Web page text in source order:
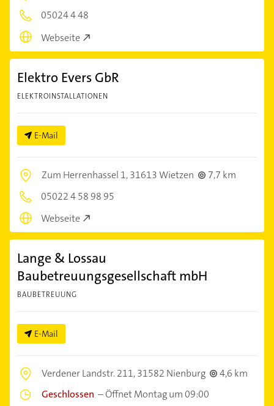
05024 4 48
Webseite
Elektro Evers GbR
ELEKTROINSTALLATIONEN
E-Mail
Zum Herrenhassel 1,31613 Wietzen
7,7 km
05022 4 58 98 95
Webseite
Lange & Lossau
Baubetreuungsgesellschaft mbH
BAUBETREUUNG
E-Mail
Verdener Landstr. 211,31582 Nienburg
4,6 km
Geschlossen –Öffnet Montag um 09:00